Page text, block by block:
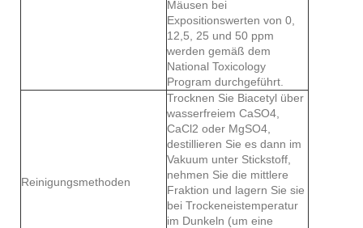
Mäusen bei
Expositionswerten von 0,
12,5, 25 und 50 ppm
werden gemäß dem
National Toxicology
Program durchgeführt.
Reinigungsmethoden
Trocknen Sie Biacetyl über
wasserfreiem CaSO4,
CaCl2 oder MgSO4,
destillieren Sie es dann im
Vakuum unter Stickstoff,
nehmen Sie die mittlere
Fraktion und lagern Sie sie
bei Trockeneistemperatur
im Dunkeln (um eine